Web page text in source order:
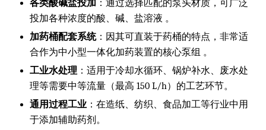
各类酸碱盐投加 ：通过选择匹配的泵头材质，可广泛
投加各种浓度的酸、碱、盐溶液 。
加药桶配套系统：因其可直装于药桶的特点，非常适
合作为中小型一体化加药装置的核心泵组 。
工业水处理 ：适用于冷却水循环、锅炉补水、废水处
理等需要中等流量（最高 150 L/h）的工艺环节。
通用过程工业 ：在造纸、纺织、食品加工等行业中用
于添加辅助药剂。